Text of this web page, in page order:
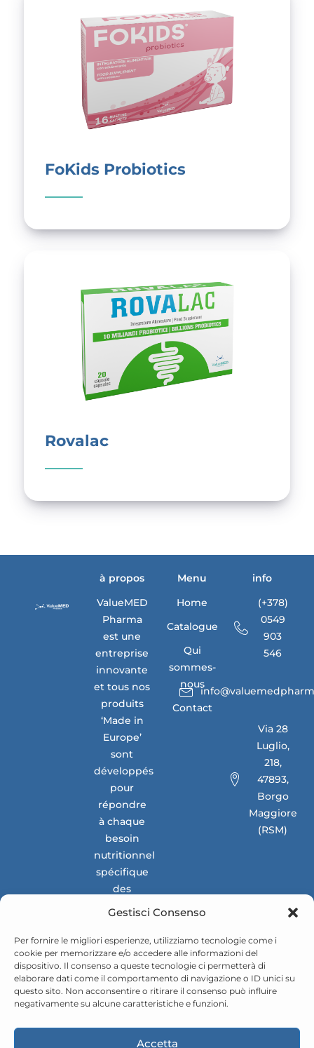
Gestisci Consenso
Per fornire le migliori esperienze, utilizziamo tecnologie come i
cookie per memorizzare e/o accedere alle informazioni del
dispositivo. Il consenso a queste tecnologie ci permetterà di
elaborare dati come il comportamento di navigazione o ID unici su
questo sito. Non acconsentire o ritirare il consenso può influire
negativamente su alcune caratteristiche e funzioni.
Accetta
FoKids Probiotics
Rovalac
à propos
ValueMED
Pharma
est une
entreprise
innovante
et tous nos
produits
‘Made in
Europe’
sont
développés
pour
répondre
à chaque
besoin
nutritionnel
spécifique
des
marchés
et
internationaux.
Menu
Home
Catalogue
Qui
sommes-
nous
Contact
info
(+378)
0549
903
546
Via 28
Luglio,
218,
47893,
Borgo
Maggiore
(RSM)